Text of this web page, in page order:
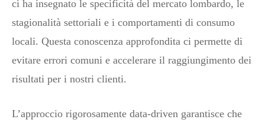
ci ha insegnato le specificità del mercato lombardo, le
stagionalità settoriali e i comportamenti di consumo
locali. Questa conoscenza approfondita ci permette di
evitare errori comuni e accelerare il raggiungimento dei
risultati per i nostri clienti.
L’approccio rigorosamente data-driven garantisce che